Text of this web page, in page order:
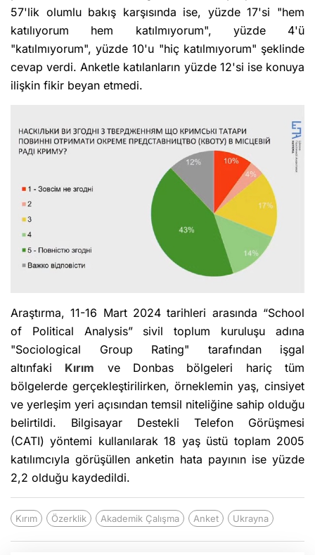
57'lik olumlu bakış karşısında ise, yüzde 17'si "hem
katılıyorum hem katılmıyorum", yüzde 4'ü
"katılmıyorum", yüzde 10'u "hiç katılmıyorum" şeklinde
cevap verdi. Anketle katılanların yüzde 12'si ise konuya
ilişkin fikir beyan etmedi.
Araştırma, 11-16 Mart 2024 tarihleri arasında “School
of Political Analysis” sivil toplum kuruluşu adına
"Sociological Group Rating" tarafından işgal
altınfaki Kırım ve Donbas bölgeleri hariç tüm
bölgelerde gerçekleştirilirken, örneklemin yaş, cinsiyet
ve yerleşim yeri açısından temsil niteliğine sahip olduğu
belirtildi. Bilgisayar Destekli Telefon Görüşmesi
(CATI) yöntemi kullanılarak 18 yaş üstü toplam 2005
katılımcıyla görüşüllen anketin hata payının ise yüzde
2,2 olduğu kaydedildi.
Kırım Özerklik Akademik Çalışma Anket Ukrayna